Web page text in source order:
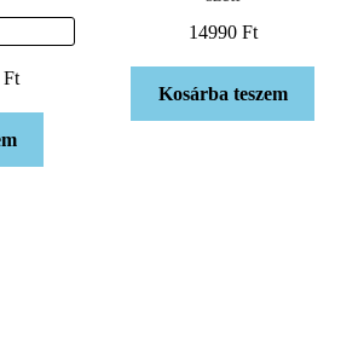
Ft
14990 Ft
Kosárba teszem